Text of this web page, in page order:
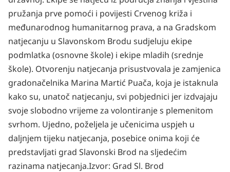
pružanja prve pomoći i povijesti Crvenog križa i
međunarodnog humanitarnog prava, a na Gradskom
natjecanju u Slavonskom Brodu sudjeluju ekipe
podmlatka (osnovne škole) i ekipe mladih (srednje
škole). Otvorenju natjecanja prisustvovala je zamjenica
gradonačelnika Marina Martić Puača, koja je istaknula
kako su, unatoč natjecanju, svi pobjednici jer izdvajaju
svoje slobodno vrijeme za volontiranje s plemenitom
svrhom. Ujedno, poželjela je učenicima uspjeh u
daljnjem tijeku natjecanja, posebice onima koji će
predstavljati grad Slavonski Brod na sljedećim
razinama natjecanja.Izvor: Grad Sl. Brod